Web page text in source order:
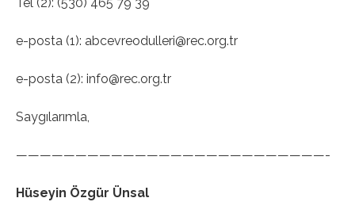
e-posta (1): abcevreodulleri@rec.org.tr
e-posta (2): info@rec.org.tr
Saygılarımla,
——————————————————————————-
Hüseyin Özgür Ünsal